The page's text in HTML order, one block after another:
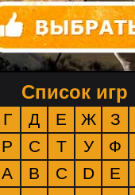
Список игр
Г Д Е Ж З
Р С Т У Ф
A B C D E